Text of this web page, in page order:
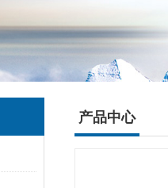
产品中心